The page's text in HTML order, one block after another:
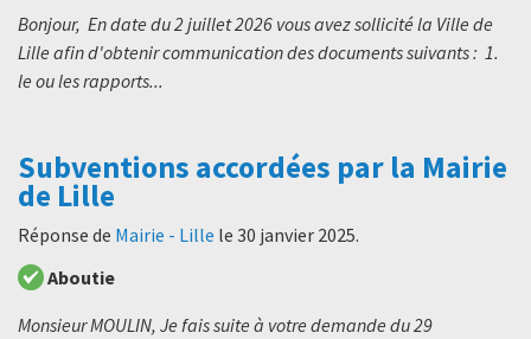
Bonjour, En date du 2 juillet 2026 vous avez sollicité la Ville de
Lille afin d'obtenir communication des documents suivants : 1.
le ou les rapports...
Subventions accordées par la Mairie
de Lille
Réponse de Mairie - Lille le 30 janvier 2025.
Aboutie
Monsieur MOULIN, Je fais suite à votre demande du 29